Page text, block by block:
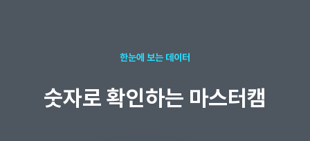
한눈에 보는 데이터
숫자로 확인하는 마스터캠